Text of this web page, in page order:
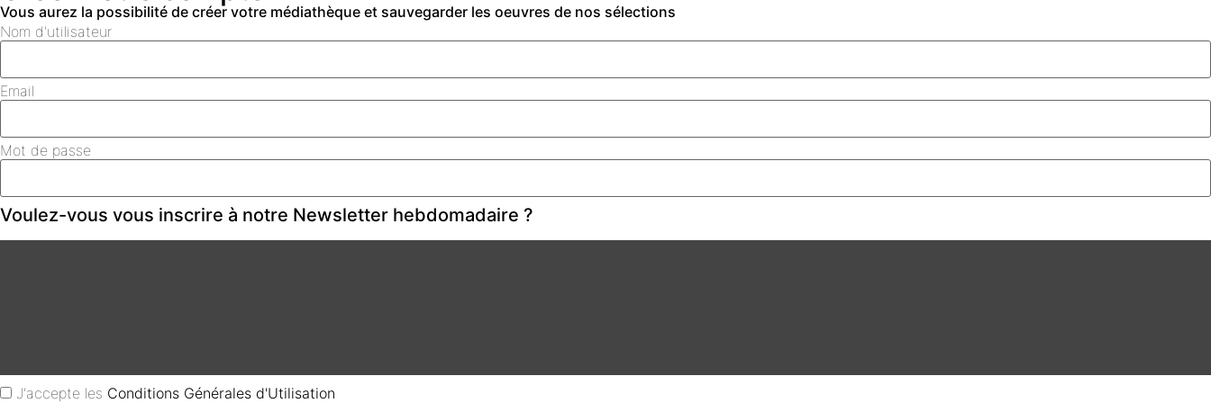
Vous aurez la possibilité de créer votre médiathèque et sauvegarder les oeuvres de nos sélections
Nom d'utilisateur
Email
Mot de passe
Voulez-vous vous inscrire à notre Newsletter hebdomadaire ?
J'accepte les Conditions Générales d'Utilisation